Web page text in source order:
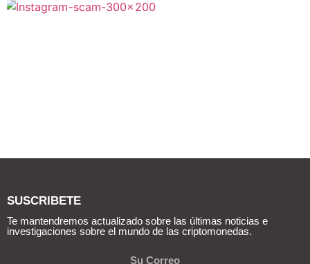
SUSCRIBETE
Te mantendremos actualizado sobre las últimas noticias e
investigaciones sobre el mundo de las criptomonedas.